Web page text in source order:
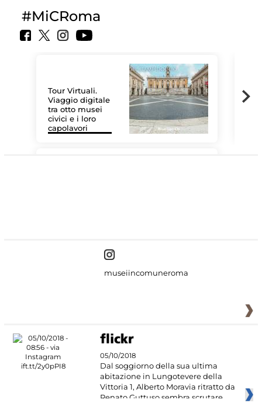
#MiCRoma
Tour Virtuali.
Viaggio digitale
tra otto musei
civici e i loro
capolavori
museiincomuneroma
05/10/2018
Dal soggiorno della sua ultima
abitazione in Lungotevere della
Vittoria 1, Alberto Moravia ritratto da
Renato Guttuso sembra scrutare